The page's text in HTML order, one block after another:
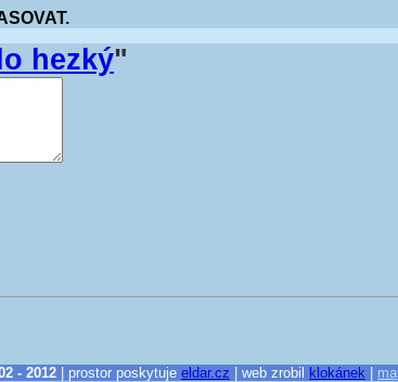
hezký"
- 2012 | prostor poskytuje eldar.cz | web zrobil klokánek